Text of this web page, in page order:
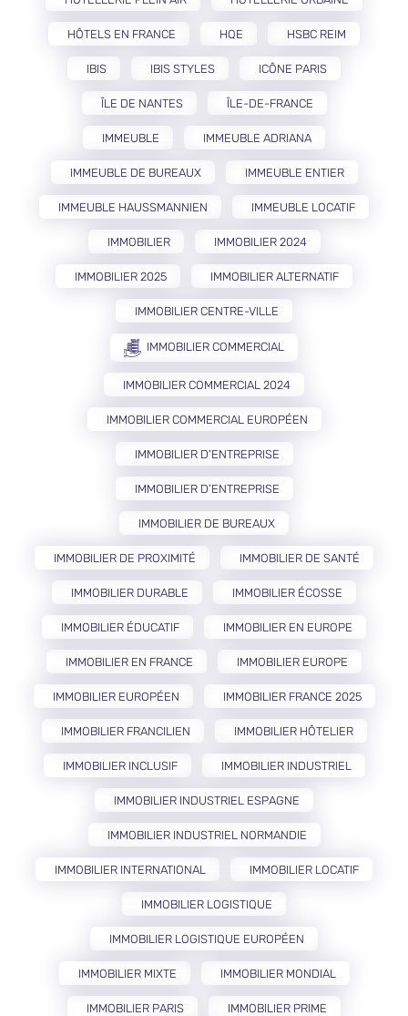
HÔTELS EN FRANCE HQE HSBC REIM
IBIS IBIS STYLES ICÔNE PARIS
ÎLE DE NANTES ÎLE-DE-FRANCE
IMMEUBLE IMMEUBLE ADRIANA
IMMEUBLE DE BUREAUX IMMEUBLE ENTIER
IMMEUBLE HAUSSMANNIEN IMMEUBLE LOCATIF
IMMOBILIER IMMOBILIER 2024
IMMOBILIER 2025 IMMOBILIER ALTERNATIF
IMMOBILIER CENTRE-VILLE
IMMOBILIER COMMERCIAL
IMMOBILIER COMMERCIAL 2024
IMMOBILIER COMMERCIAL EUROPÉEN
IMMOBILIER D'ENTREPRISE
IMMOBILIER D’ENTREPRISE
IMMOBILIER DE BUREAUX
IMMOBILIER DE PROXIMITÉ IMMOBILIER DE SANTÉ
IMMOBILIER DURABLE IMMOBILIER ÉCOSSE
IMMOBILIER ÉDUCATIF IMMOBILIER EN EUROPE
IMMOBILIER EN FRANCE IMMOBILIER EUROPE
IMMOBILIER EUROPÉEN IMMOBILIER FRANCE 2025
IMMOBILIER FRANCILIEN IMMOBILIER HÔTELIER
IMMOBILIER INCLUSIF IMMOBILIER INDUSTRIEL
IMMOBILIER INDUSTRIEL ESPAGNE
IMMOBILIER INDUSTRIEL NORMANDIE
IMMOBILIER INTERNATIONAL IMMOBILIER LOCATIF
IMMOBILIER LOGISTIQUE
IMMOBILIER LOGISTIQUE EUROPÉEN
IMMOBILIER MIXTE IMMOBILIER MONDIAL
IMMOBILIER PARIS IMMOBILIER PRIME